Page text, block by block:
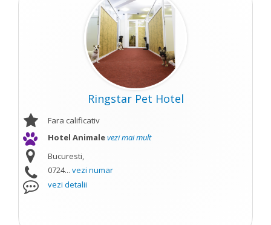
Ringstar Pet Hotel
Fara calificativ
Hotel Animalevezi mai mult
Bucuresti,
0724... vezi numar
vezi detalii